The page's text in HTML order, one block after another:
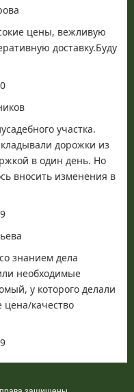
цены, вежливую
доставку.Буду
участка.
дорожки из
в один день. Но
вносить изменения в
знанием дела
необходимые
у которого делали
качество